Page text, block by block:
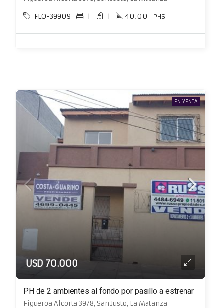
FLO-39909 1 1 40.00 PHS
EN VENTA
USD 70.000
PH de 2 ambientes al fondo por pasillo a estrenar
Figueroa Alcorta 3978, San Justo, La Matanza